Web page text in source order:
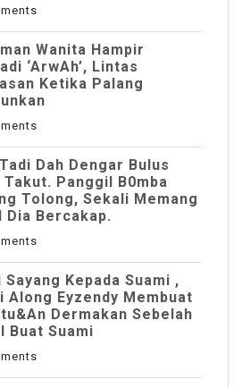
Wanita Hampir
‘ArwAh’, Lintas
Ketika Palang
Dah Dengar Bulus
Panggil B0mba
Tolong, Sekali Memang
Dia Bercakap.
Sayang Kepada Suami ,
Along Eyzendy Membuat
Dermakan Sebelah
Buat Suami